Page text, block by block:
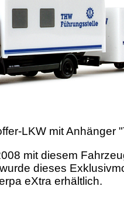
LKW mit Anhänger
mit diesem
dieses
eXtra erhältlich.